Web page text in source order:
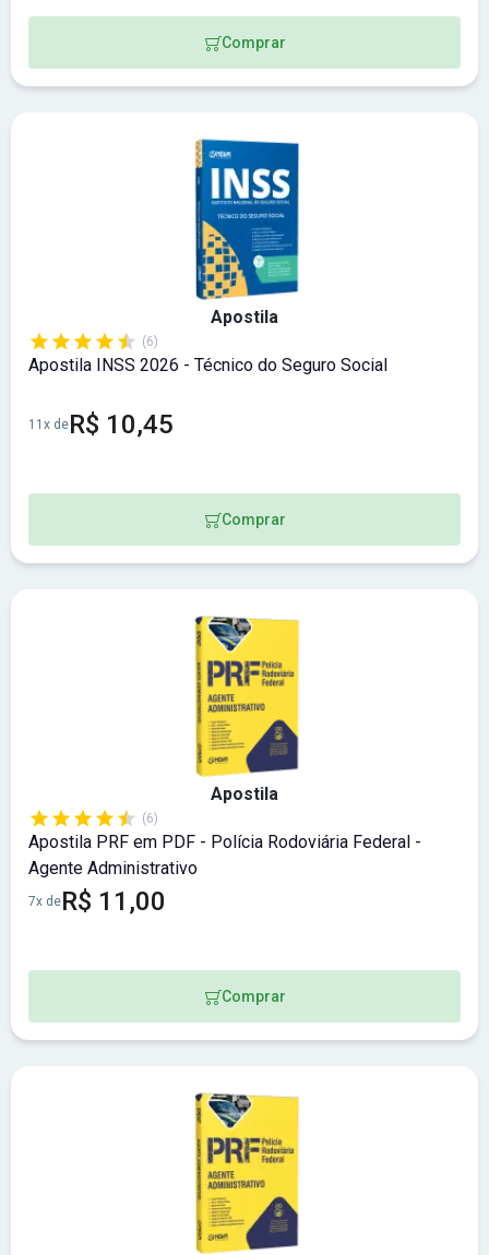
Comprar
Apostila
(6)
Apostila INSS 2026 - Técnico do Seguro Social
11x deR$ 10,45
Comprar
Apostila
(6)
Apostila PRF em PDF - Polícia Rodoviária Federal -
Agente Administrativo
7x deR$ 11,00
Comprar